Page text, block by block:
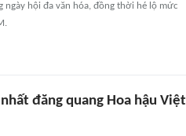
hội đa văn hóa, đồng thời hé lộ mức
đăng quang Hoa hậu Việt